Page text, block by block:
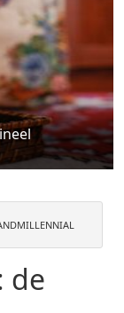
de